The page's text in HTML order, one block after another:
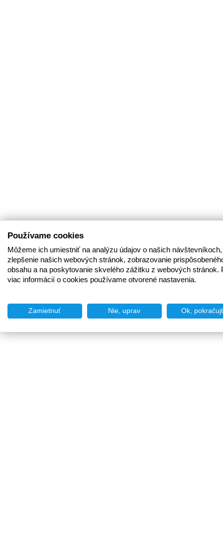
Používame cookies
Môžeme ich umiestniť na analýzu údajov o našich
zlepšenie našich webových stránok, zobrazovanie
obsahu a na poskytovanie skvelého zážitku z webových stránok.
viac informácií o cookies používame otvorené nastavenia.
Zamietnuť Nie, uprav Ok,